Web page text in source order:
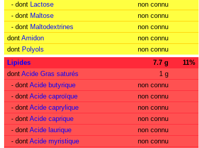
- dont Lactose
non connu
- dont Maltose
non connu
- dont Maltodextrines
non connu
dont Amidon
non connu
dont Polyols
non connu
Lipides
7.7 g 11%
dont Acide Gras saturés 1 g
- dont Acide butyrique
non connu
- dont Acide caproïque
non connu
- dont Acide caprylique
non connu
- dont Acide caprique
non connu
- dont Acide laurique
non connu
- dont Acide myristique
non connu